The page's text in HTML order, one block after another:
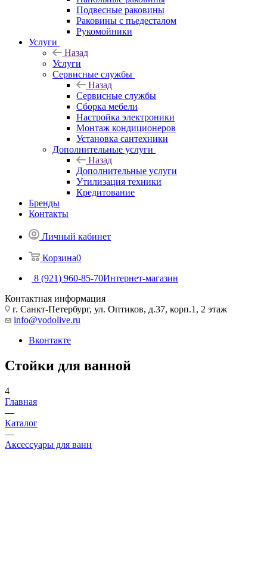
Подвесные раковины
Раковины с пьедесталом
Рукомойники
Услуги
Назад
Услуги
Сервисные службы
Назад
Сервисные службы
Сборка мебели
Настройка электроники
Монтаж кондиционеров
Установка сантехники
Дополнительные услуги
Назад
Дополнительные услуги
Утилизация техники
Кредитование
Бренды
Контакты
Личный кабинет
Корзина0
8 (921) 960-85-70Интернет-магазин
Контактная информация
г. Санкт-Петербург, ул. Оптиков, д.37, корп.1, 2 этаж
info@vodolive.ru
Вконтакте
Стойки для ванной
4
Главная
—
Каталог
—
Аксессуары для ванн